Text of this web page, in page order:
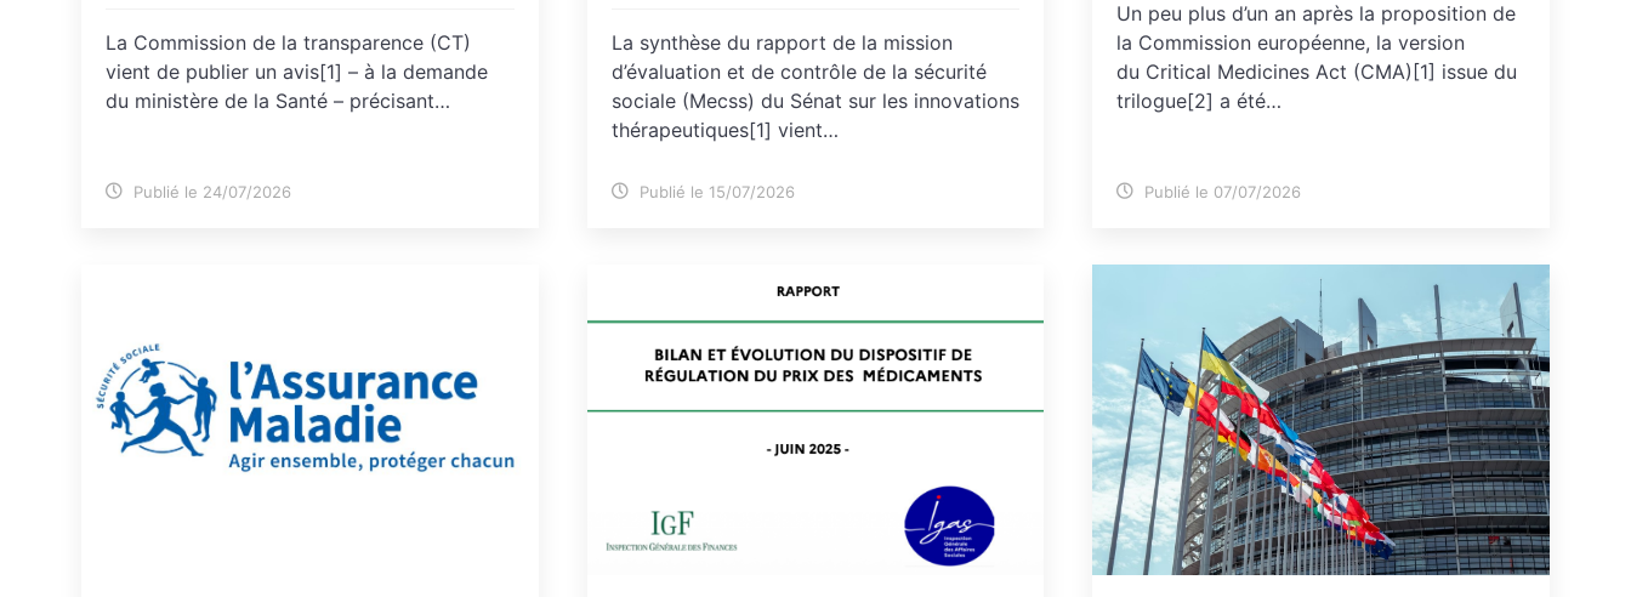
La Commission de la transparence (CT)
vient de publier un avis[1] – à la demande
du ministère de la Santé – précisant…
Publié le 24/07/2026
La synthèse du rapport de la mission
d’évaluation et de contrôle de la sécurité
sociale (Mecss) du Sénat sur les innovations
thérapeutiques[1] vient…
Publié le 15/07/2026
Un peu plus d’un an après la proposition de
la Commission européenne, la version
du Critical Medicines Act (CMA)[1] issue du
trilogue[2] a été…
Publié le 07/07/2026